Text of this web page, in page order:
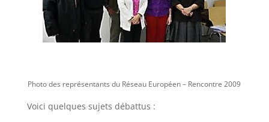
Photo des représentants du Réseau Européen – Rencontre 2009
Voici quelques sujets débattus :